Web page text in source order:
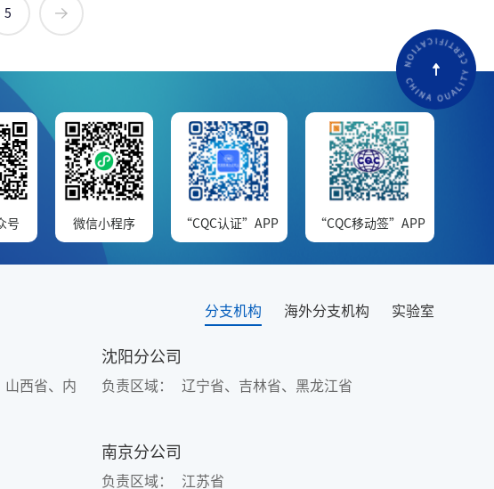
5
号 微信小程序 “CQC认证”APP “CQC移动签”APP
分支机构 海外分支机构 实验室
山西省、内
沈阳分公司
负责区域： 辽宁省、吉林省、黑龙江省
南京分公司
负责区域： 江苏省